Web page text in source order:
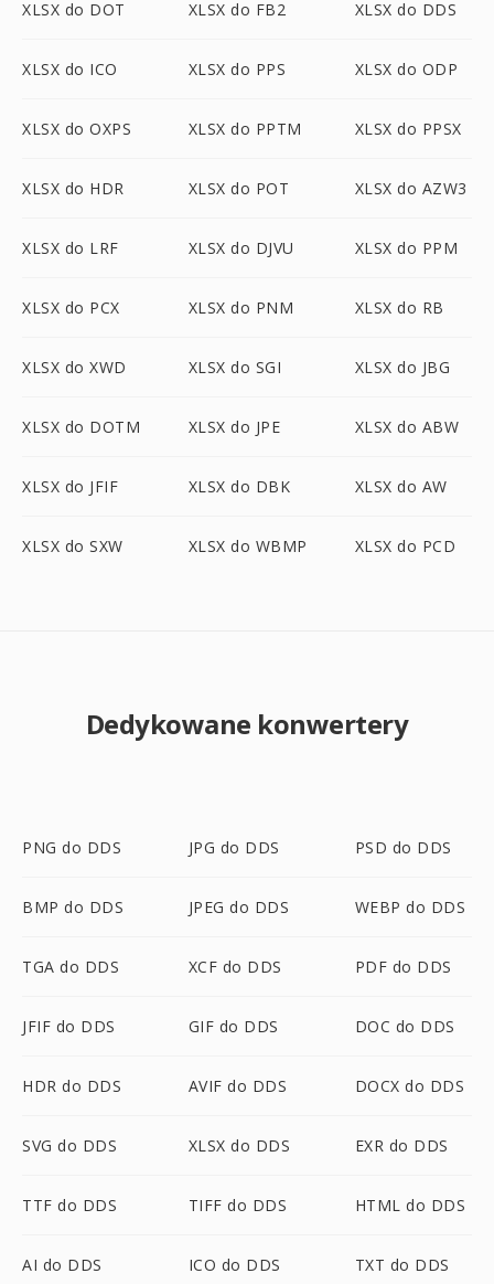
XLSX do DOT XLSX do FB2 XLSX do DDS
XLSX do ICO XLSX do PPS XLSX do ODP
XLSX do OXPS XLSX do PPTM XLSX do PPSX
XLSX do HDR XLSX do POT XLSX do AZW3
XLSX do LRF XLSX do DJVU XLSX do PPM
XLSX do PCX XLSX do PNM XLSX do RB
XLSX do XWD XLSX do SGI XLSX do JBG
XLSX do DOTM XLSX do JPE XLSX do ABW
XLSX do JFIF XLSX do DBK XLSX do AW
XLSX do SXW XLSX do WBMP XLSX do PCD
Dedykowane konwertery
PNG do DDS JPG do DDS PSD do DDS
BMP do DDS JPEG do DDS WEBP do DDS
TGA do DDS XCF do DDS PDF do DDS
JFIF do DDS GIF do DDS DOC do DDS
HDR do DDS AVIF do DDS DOCX do DDS
SVG do DDS XLSX do DDS EXR do DDS
TTF do DDS TIFF do DDS HTML do DDS
AI do DDS ICO do DDS TXT do DDS